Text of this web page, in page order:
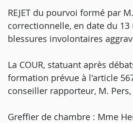
REJET du pourvoi formé par
correctionnelle, en date du
blessures involontaires
La COUR, statuant après
formation prévue à l'article
conseiller rapporteur, M.
Greffier de chambre : Mme